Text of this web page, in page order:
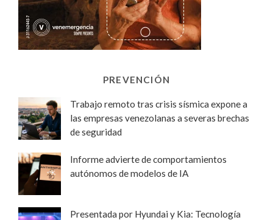
PREVENCIÓN
Trabajo remoto tras crisis sísmica expone a
las empresas venezolanas a severas brechas
de seguridad
Informe advierte de comportamientos
autónomos de modelos de IA
Presentada por Hyundai y Kia: Tecnología